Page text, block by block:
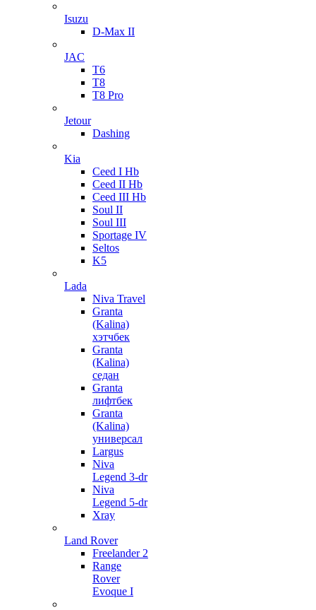
Isuzu
D-Max II
JAC
T6
T8
T8 Pro
Jetour
Dashing
Kia
Ceed I Hb
Ceed II Hb
Ceed III Hb
Soul II
Soul III
Sportage IV
Seltos
K5
Lada
Niva Travel
Granta
(Kalina)
хэтчбек
Granta
(Kalina)
седан
Granta
лифтбек
Granta
(Kalina)
универсал
Largus
Niva
Legend 3-dr
Niva
Legend 5-dr
Xray
Land Rover
Freelander 2
Range
Rover
Evoque I